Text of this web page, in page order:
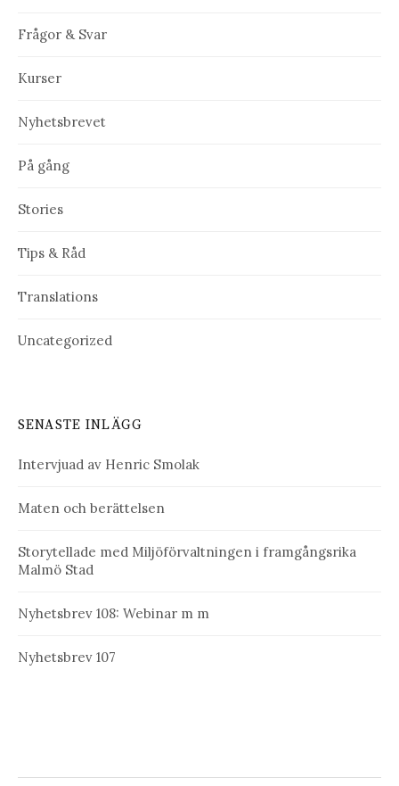
Frågor & Svar
Kurser
Nyhetsbrevet
På gång
Stories
Tips & Råd
Translations
Uncategorized
SENASTE INLÄGG
Intervjuad av Henric Smolak
Maten och berättelsen
Storytellade med Miljöförvaltningen i framgångsrika
Malmö Stad
Nyhetsbrev 108: Webinar m m
Nyhetsbrev 107